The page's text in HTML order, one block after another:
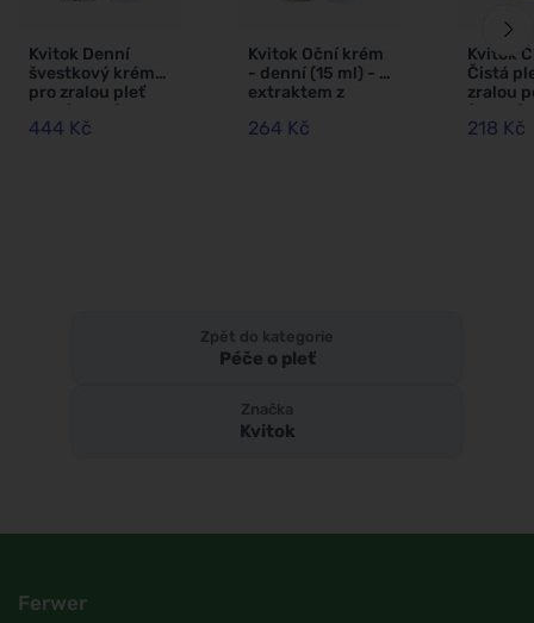
Kvitok Denní
švestkový krém
pro zralou pleť
50+ (30 ml) - s
rostlinným
444 Kč
Kvitok Oční krém
- denní (15 ml) - s
extraktem z
přesličky
264 Kč
Kvitok
Čistá
zralou
(50 ml)
218 Kč
Zpět do kategorie
Péče o pleť
Značka
Kvitok
Ferwer